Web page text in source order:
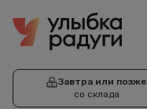
Завтра или позже
со склада